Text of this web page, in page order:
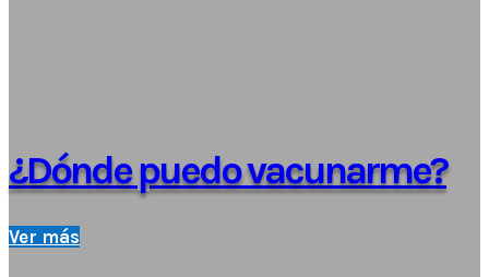
¿Dónde puedo vacunarme?
Ver más